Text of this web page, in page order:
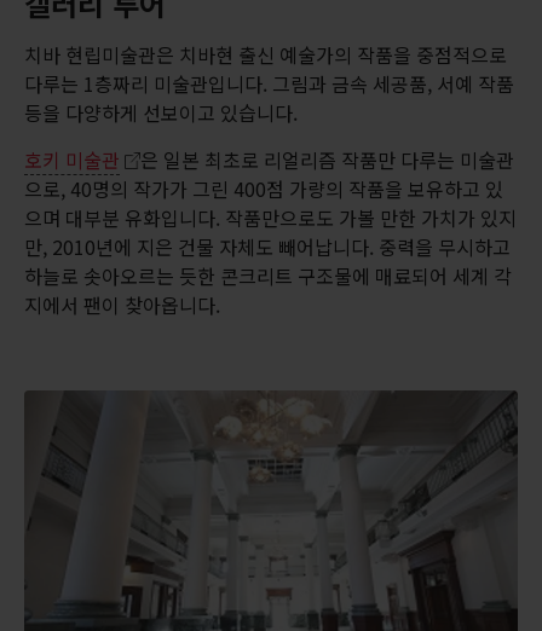
치바 현립미술관은 치바현 출신 예술가의 작품을 중점적으로
다루는 1층짜리 미술관입니다. 그림과 금속 세공품, 서예 작품
등을 다양하게 선보이고 있습니다.
호키 미술관
은 일본 최초로 리얼리즘 작품만 다루는 미술관
으로, 40명의 작가가 그린 400점 가량의 작품을 보유하고 있
으며 대부분 유화입니다. 작품만으로도 가볼 만한 가치가 있지
만, 2010년에 지은 건물 자체도 빼어납니다. 중력을 무시하고
하늘로 솟아오르는 듯한 콘크리트 구조물에 매료되어 세계 각
지에서 팬이 찾아옵니다.